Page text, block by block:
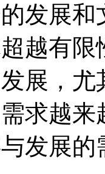
发展
越有限
展，尤
求越来
发展